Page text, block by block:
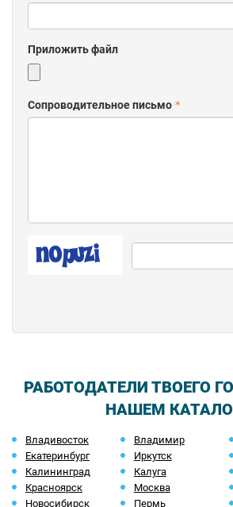
Приложить файл
Сопроводительное письмо
РАБОТОДАТЕЛИ ТВОЕГО
НАШЕМ
Владивосток Владимир
Екатеринбург
Иркутск
Калининград
Калуга
Красноярск
Москва
Новосибирск
Пермь